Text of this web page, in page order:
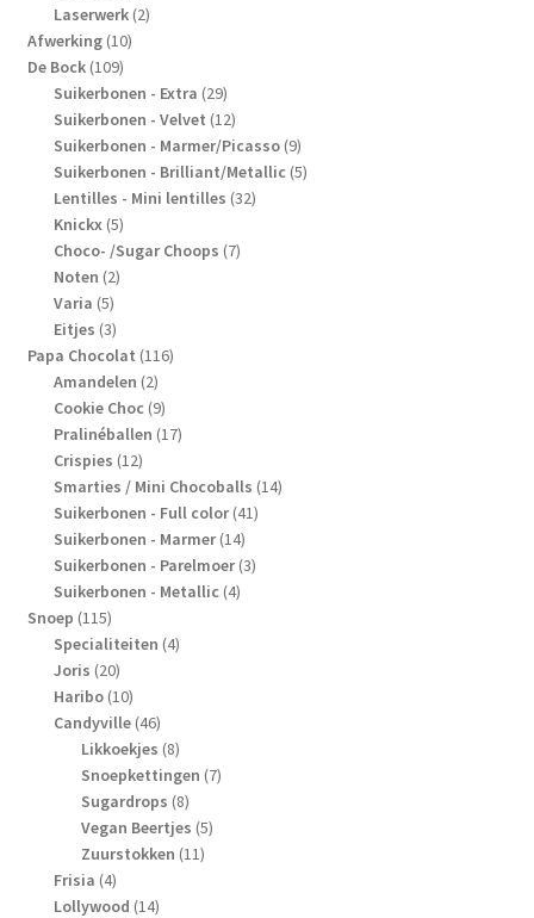
producten
Laserwerk 22
Afwerking 1010
De Bock 109109
producten
Suikerbonen - Extra 2929
producten
Suikerbonen - Velvet 1212
producten
Suikerbonen - Marmer/Picasso 99
producten
Suikerbonen - Brilliant/Metallic 55
Lentilles - Mini lentilles 3232
Knickx 55
producten
Choco- /Sugar Choops 77
Noten 22
Varia 55
producten
Eitjes 33
producten
Papa Chocolat 116116
Amandelen 22
producten
Cookie Choc 99
producten
Pralinéballen 1717
Crispies 1212
producten
Smarties / Mini Chocoballs 1414
Suikerbonen - Full color 4141
Suikerbonen - Marmer 1414
producten
Suikerbonen - Parelmoer 33
Suikerbonen - Metallic 44
Snoep 115115
producten
Specialiteiten 44
Joris 2020
producten
Haribo 1010
producten
Candyville 4646
producten
Likkoekjes 88
producten
Snoepkettingen 77
Sugardrops 88
producten
Vegan Beertjes 55
Zuurstokken 1111
Frisia 44
producten
Lollywood 1414